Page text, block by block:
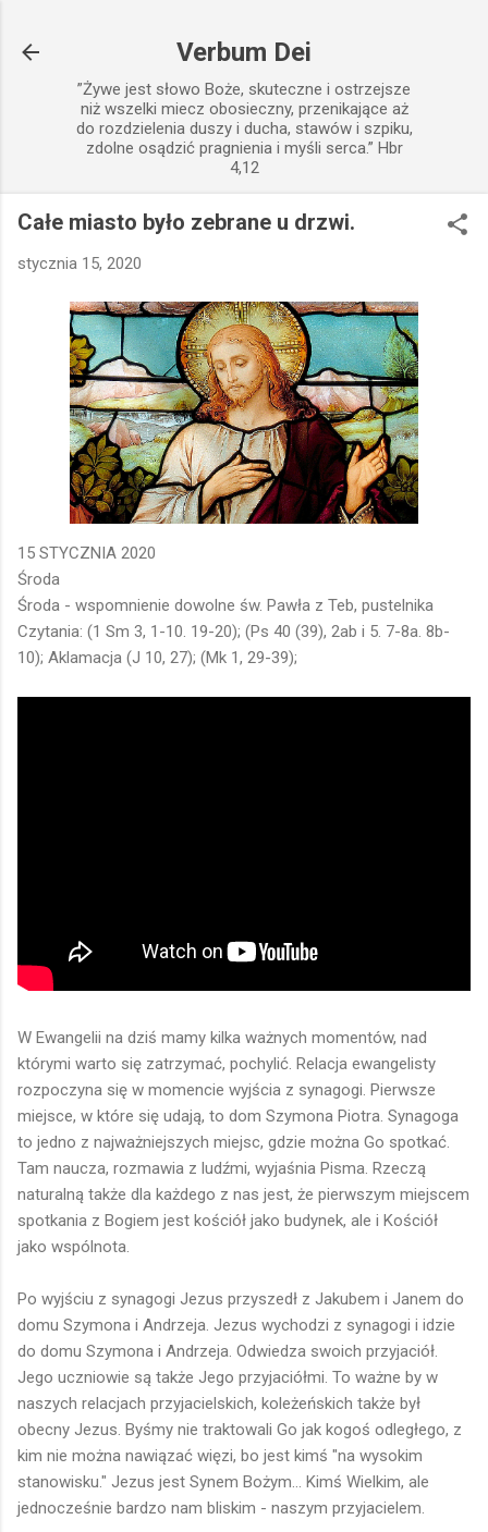
Verbum Dei
”Żywe jest słowo Boże, skuteczne i ostrzejsze
niż wszelki miecz obosieczny, przenikające aż
do rozdzielenia duszy i ducha, stawów i szpiku,
zdolne osądzić pragnienia i myśli serca.” Hbr
4,12
Całe miasto było zebrane u drzwi.
stycznia 15, 2020
15 STYCZNIA 2020
Środa
Środa - wspomnienie dowolne św. Pawła z Teb, pustelnika
Czytania: (1 Sm 3, 1-10. 19-20); (Ps 40 (39), 2ab i 5. 7-8a. 8b-
10); Aklamacja (J 10, 27); (Mk 1, 29-39);
W Ewangelii na dziś mamy kilka ważnych momentów, nad
którymi warto się zatrzymać, pochylić. Relacja ewangelisty
rozpoczyna się w momencie wyjścia z synagogi. Pierwsze
miejsce, w które się udają, to dom Szymona Piotra. Synagoga
to jedno z najważniejszych miejsc, gdzie można Go spotkać.
Tam naucza, rozmawia z ludźmi, wyjaśnia Pisma. Rzeczą
naturalną także dla każdego z nas jest, że pierwszym miejscem
spotkania z Bogiem jest kościół jako budynek, ale i Kościół
jako wspólnota.
Po wyjściu z synagogi Jezus przyszedł z Jakubem i Janem do
domu Szymona i Andrzeja. Jezus wychodzi z synagogi i idzie
do domu Szymona i Andrzeja. Odwiedza swoich przyjaciół.
Jego uczniowie są także Jego przyjaciółmi. To ważne by w
naszych relacjach przyjacielskich, koleżeńskich także był
obecny Jezus. Byśmy nie traktowali Go jak kogoś odległego, z
kim nie można nawiązać więzi, bo jest kimś "na wysokim
stanowisku." Jezus jest Synem Bożym... Kimś Wielkim, ale
jednocześnie bardzo nam bliskim - naszym przyjacielem.